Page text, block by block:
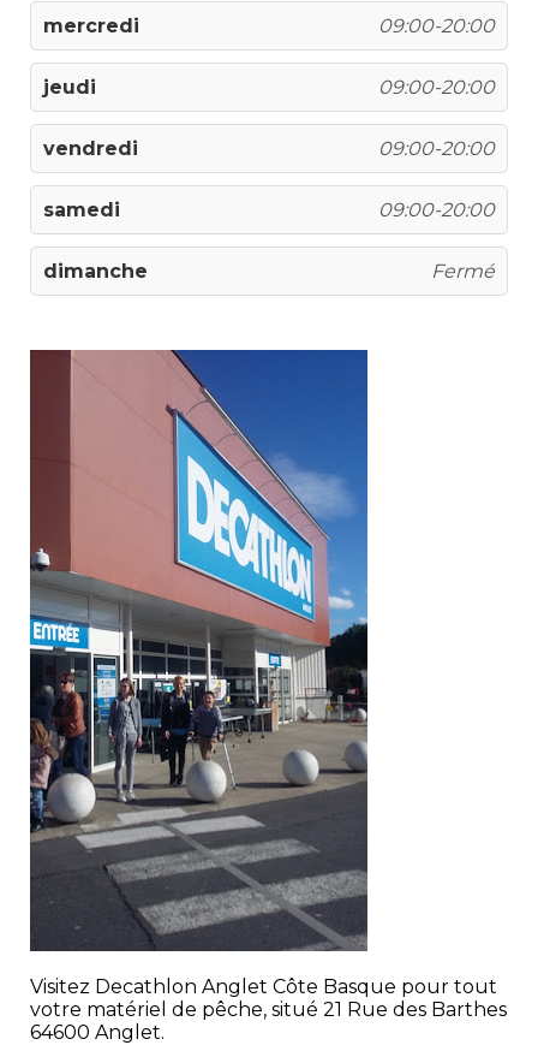
mercredi 09:00-20:00
jeudi 09:00-20:00
vendredi 09:00-20:00
samedi 09:00-20:00
dimanche Fermé
Visitez Decathlon Anglet Côte Basque pour tout
votre matériel de pêche, situé 21 Rue des Barthes
64600 Anglet.